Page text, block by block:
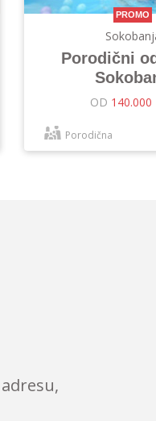
PROMO
Porodični
OD 140.000
Porodična